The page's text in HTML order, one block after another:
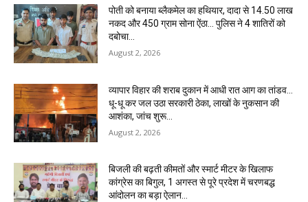
पोती को बनाया ब्लैकमेल का हथियार, दादा से 14.50 लाख
नकद और 450 ग्राम सोना ऐंठा… पुलिस ने 4 शातिरों को
दबोचा…
August 2, 2026
व्यापार विहार की शराब दुकान में आधी रात आग का तांडव…
धू-धू कर जल उठा सरकारी ठेका, लाखों के नुकसान की
आशंका, जांच शुरू…
August 2, 2026
बिजली की बढ़ती कीमतों और स्मार्ट मीटर के खिलाफ
कांग्रेस का बिगुल, 1 अगस्त से पूरे प्रदेश में चरणबद्ध
आंदोलन का बड़ा ऐलान…